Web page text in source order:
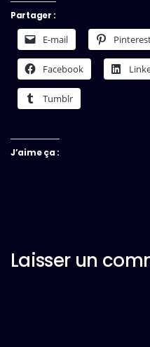
Partager :
E-mail
Facebook
Tumblr
J’aime ça :
Laisser un